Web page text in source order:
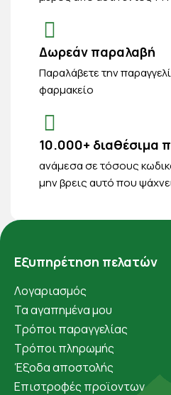
Δωρεάν παραλαβή
Παραλάβετε την
φαρμακείο
10.000+ διαθέσιμα
ανάμεσα σε τόσους
μην βρεις αυτό που
Εξυπηρέτηση πελατών
Λογαριασμός
Τα αγαπημένα μου
Τρόποι παραγγελίας
Τρόποι πληρωμής
Έξοδα αποστολής
Επιστροφές προϊοντων